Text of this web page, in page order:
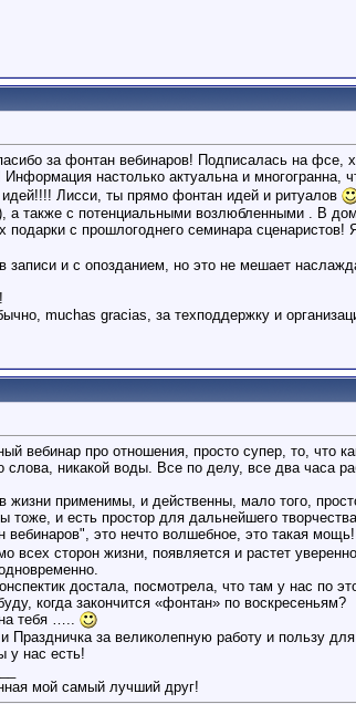
за фонтан вебинаров! Подписалась на фсе,
настолько актуальна и
идей!!!! Лисси, ты прямо фонтан идей и ритуалов
а также с потенциальными возлюбленными . В
подарки с прошлогоднего семинара
записи и с опозданием, но это не мешает
muchas gracias, за техподдержку и
вебинар про отношения, просто супер, то, что
слова, никакой воды. Все по делу, все два часа
жизни применимы, и действенны, мало того,
тоже, и есть простор для дальнейшего
вебинаров", это нечто волшебное, это такая
всех сторон жизни, появляется и растет
достала, посмотрела, что там у нас по
когда закончится «фонтан» по воскресеньям?
тебя …..
Праздничка за великолепную работу и пользу
у нас есть!
мой самый лучший друг!